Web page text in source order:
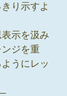
り示すよ
示を汲み
ジを重
うにレッ